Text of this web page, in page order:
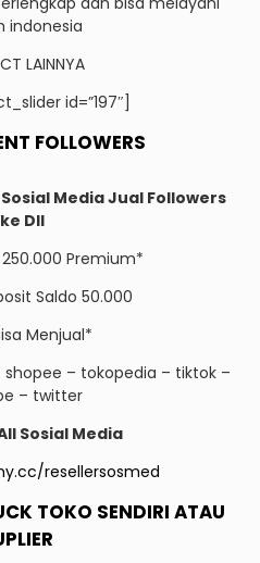
indonesia
LAINNYA
id=”197″]
FOLLOWERS
Media Jual Followers
Dll
Premium*
Saldo 50.000
Menjual*
– tokopedia – tiktok –
– twitter
Sosial Media
resellersosmed
TOKO SENDIRI ATAU